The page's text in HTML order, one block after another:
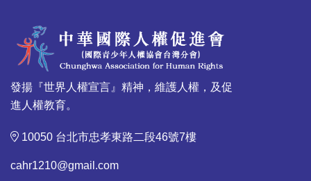
發揚『世界人權宣言』精神，維護人權，及促
進人權教育。
10050 台北市忠孝東路二段46號7樓
cahr1210@gmail.com